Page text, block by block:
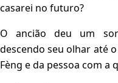
casarei no futuro?
O ancião deu um
descendo seu olhar até
Fèng e da pessoa com a